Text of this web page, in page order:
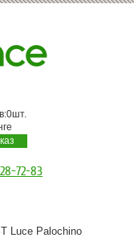
0шт.
72-83
Luce Palochino